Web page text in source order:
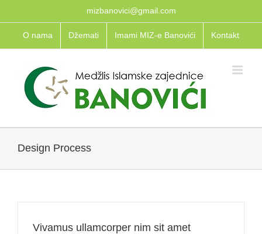
to
content
mizbanovici@gmail.com
O nama Džemati Imami MIZ-e Banovići Kontakt
Design Process
Vivamus ullamcorper nim sit amet